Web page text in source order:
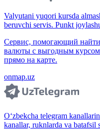
Valyutani yuqori kursda
beruvchi servis. Punkt
Сервис, помогающий
валюты с выгодным
прямо на карте.
onmap.uz
O‘zbekcha telegram
kanallar, ruknlarda va batafsil